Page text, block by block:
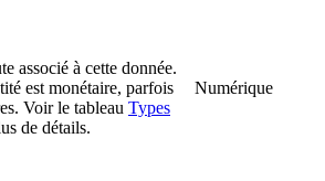
associé à cette donnée.
est monétaire, parfois
Voir le tableau Types
de détails.
Numérique